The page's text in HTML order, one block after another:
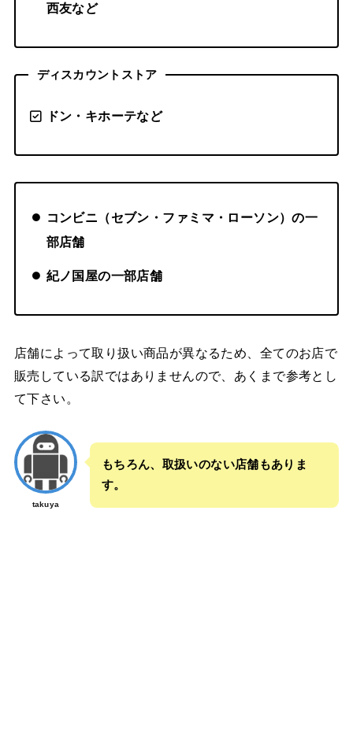
西友など
ディスカウントストア
ドン・キホーテなど
コンビニ（セブン・ファミマ・ローソン）の一
部店舗
紀ノ国屋の一部店舗
店舗によって取り扱い商品が異なるため、全てのお店で
販売している訳ではありませんので、あくまで参考とし
て下さい。
takuya
もちろん、取扱いのない店舗もありま
す。